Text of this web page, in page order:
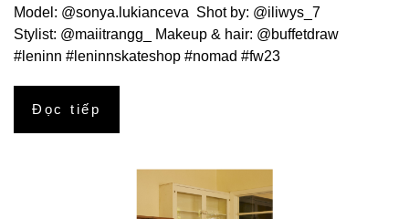
Model: @sonya.lukianceva Shot by: @iliwys_7
Stylist: @maiitrangg_ Makeup & hair: @buffetdraw
#leninn #leninnskateshop #nomad #fw23
Đọc tiếp